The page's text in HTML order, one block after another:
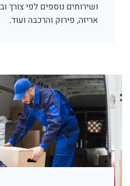
ושירותים נוספים לפי צורך
אריזה, פירוק והרכבה ועוד.